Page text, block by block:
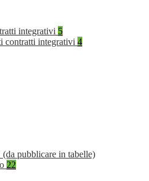
integrativi 5
contratti integrativi 4
pubblicare in tabelle)
22